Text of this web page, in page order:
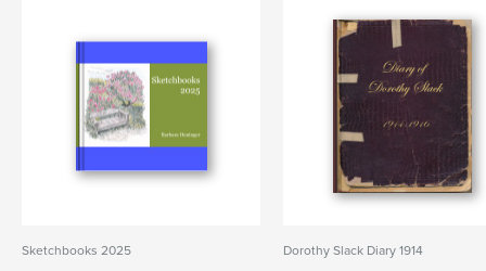
Sketchbooks 2025 Dorothy Slack Diary 1914